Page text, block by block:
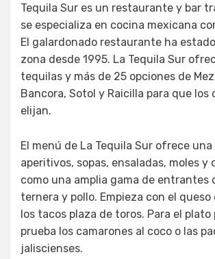
Tequila Sur es un restaurante y bar
se especializa en cocina mexicana
El galardonado restaurante ha
zona desde 1995. La Tequila Sur
tequilas y más de 25 opciones de
Bancora, Sotol y Raicilla para que los
elijan.
El menú de La Tequila Sur ofrece
aperitivos, sopas, ensaladas, moles y
como una amplia gama de entrantes
ternera y pollo. Empieza con el queso
los tacos plaza de toros. Para el plato
prueba los camarones al coco o las
jaliscienses.